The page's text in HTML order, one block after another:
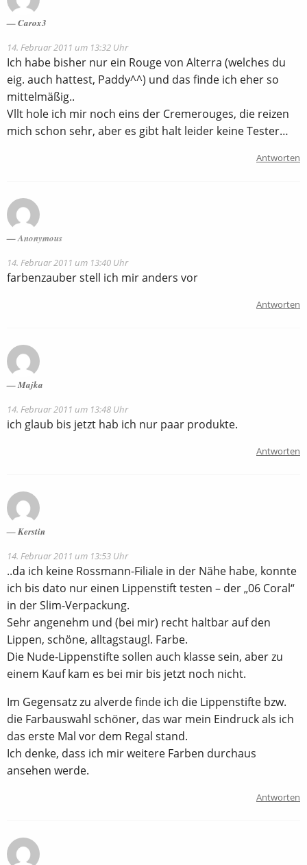
Carox3
14. Februar 2011 um 13:32 Uhr
Ich habe bisher nur ein Rouge von Alterra (welches du
eig. auch hattest, Paddy^^) und das finde ich eher so
mittelmäßig..
Vllt hole ich mir noch eins der Cremerouges, die reizen
mich schon sehr, aber es gibt halt leider keine Tester…
Antworten
Anonymous
14. Februar 2011 um 13:40 Uhr
farbenzauber stell ich mir anders vor
Antworten
Majka
14. Februar 2011 um 13:48 Uhr
ich glaub bis jetzt hab ich nur paar produkte.
Antworten
Kerstin
14. Februar 2011 um 13:53 Uhr
..da ich keine Rossmann-Filiale in der Nähe habe, konnte
ich bis dato nur einen Lippenstift testen – der „06 Coral“
in der Slim-Verpackung.
Sehr angenehm und (bei mir) recht haltbar auf den
Lippen, schöne, alltagstaugl. Farbe.
Die Nude-Lippenstifte sollen auch klasse sein, aber zu
einem Kauf kam es bei mir bis jetzt noch nicht.
Im Gegensatz zu alverde finde ich die Lippenstifte bzw.
die Farbauswahl schöner, das war mein Eindruck als ich
das erste Mal vor dem Regal stand.
Ich denke, dass ich mir weitere Farben durchaus
ansehen werde.
Antworten